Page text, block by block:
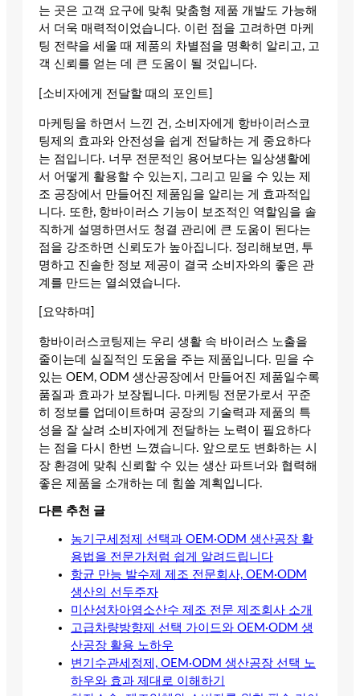
는 곳은 고객 요구에 맞춰 맞춤형 제품 개발도 가능해
서 더욱 매력적이었습니다. 이런 점을 고려하면 마케
팅 전략을 세울 때 제품의 차별점을 명확히 알리고, 고
객 신뢰를 얻는 데 큰 도움이 될 것입니다.
[소비자에게 전달할 때의 포인트]
마케팅을 하면서 느낀 건, 소비자에게 항바이러스코
팅제의 효과와 안전성을 쉽게 전달하는 게 중요하다
는 점입니다. 너무 전문적인 용어보다는 일상생활에
서 어떻게 활용할 수 있는지, 그리고 믿을 수 있는 제
조 공장에서 만들어진 제품임을 알리는 게 효과적입
니다. 또한, 항바이러스 기능이 보조적인 역할임을 솔
직하게 설명하면서도 청결 관리에 큰 도움이 된다는
점을 강조하면 신뢰도가 높아집니다. 정리해보면, 투
명하고 진솔한 정보 제공이 결국 소비자와의 좋은 관
계를 만드는 열쇠였습니다.
[요약하며]
항바이러스코팅제는 우리 생활 속 바이러스 노출을
줄이는데 실질적인 도움을 주는 제품입니다. 믿을 수
있는 OEM, ODM 생산공장에서 만들어진 제품일수록
품질과 효과가 보장됩니다. 마케팅 전문가로서 꾸준
히 정보를 업데이트하며 공장의 기술력과 제품의 특
성을 잘 살려 소비자에게 전달하는 노력이 필요하다
는 점을 다시 한번 느꼈습니다. 앞으로도 변화하는 시
장 환경에 맞춰 신뢰할 수 있는 생산 파트너와 협력해
좋은 제품을 소개하는 데 힘쓸 계획입니다.
다른 추천 글
농기구세정제 선택과 OEM·ODM 생산공장 활
용법을 전문가처럼 쉽게 알려드립니다
항균 만능 발수제 제조 전문회사, OEM·ODM
생산의 선두주자
미산성차아염소산수 제조 전문 제조회사 소개
고급차량방향제 선택 가이드와 OEM·ODM 생
산공장 활용 노하우
변기수관세정제, OEM·ODM 생산공장 선택 노
하우와 효과 제대로 이해하기